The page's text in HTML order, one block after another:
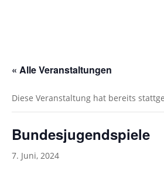
« Alle Veranstaltungen
Diese Veranstaltung hat bereits
Bundesjugendspiele
7. Juni, 2024